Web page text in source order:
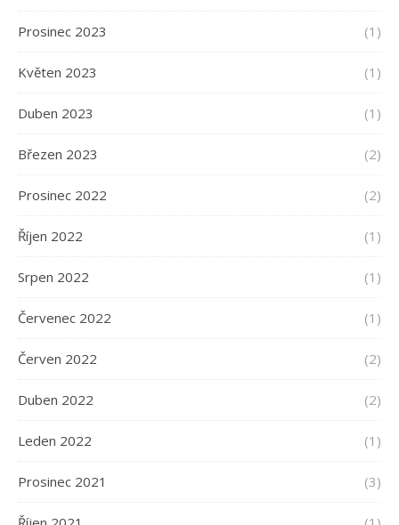
Prosinec 2023 (1)
Květen 2023 (1)
Duben 2023 (1)
Březen 2023 (2)
Prosinec 2022 (2)
Říjen 2022 (1)
Srpen 2022 (1)
Červenec 2022 (1)
Červen 2022 (2)
Duben 2022 (2)
Leden 2022 (1)
Prosinec 2021 (3)